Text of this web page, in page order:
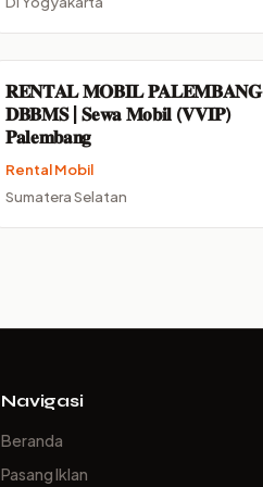
𝐑𝐄𝐍𝐓𝐀𝐋 𝐌𝐎𝐁𝐈𝐋 𝐏𝐀𝐋𝐄𝐌𝐁𝐀𝐍𝐆
𝐃𝐁𝐁𝐌𝐒 | 𝐒𝐞𝐰𝐚 𝐌𝐨𝐛𝐢𝐥 (𝐕𝐕𝐈𝐏)
𝐏𝐚𝐥𝐞𝐦𝐛𝐚𝐧𝐠
Rental Mobil
Sumatera Selatan
Navigasi
Beranda
Pasang Iklan